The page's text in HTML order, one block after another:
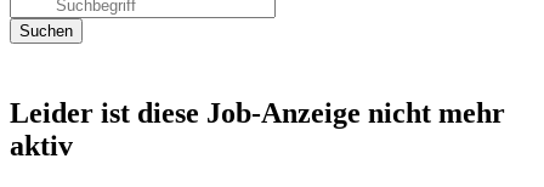
Leider ist diese Job-Anzeige nicht mehr
aktiv